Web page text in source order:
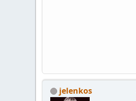
jelenkos